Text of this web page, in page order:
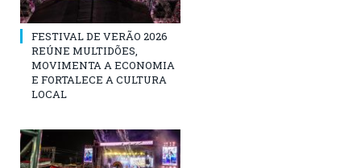
FESTIVAL DE VERÃO 2026
REÚNE MULTIDÕES,
MOVIMENTA A ECONOMIA
E FORTALECE A CULTURA
LOCAL